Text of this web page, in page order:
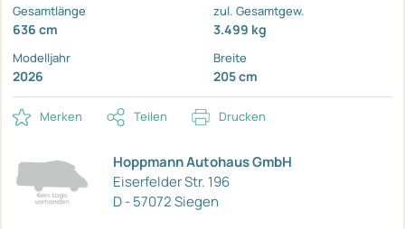
Gesamtlänge
636 cm
zul. Gesamtgew.
3.499 kg
Modelljahr
2026
Breite
205 cm
Merken Teilen Drucken
Hoppmann Autohaus GmbH
Eiserfelder Str. 196
D - 57072 Siegen